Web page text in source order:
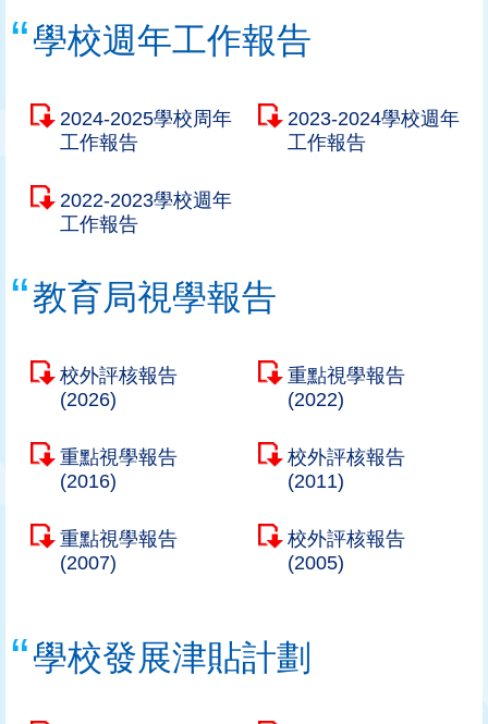
學校週年工作報告
2024-2025學校周年
工作報告
2023-2024學校週年
工作報告
2022-2023學校週年
工作報告
教育局視學報告
校外評核報告
(2026)
重點視學報告
(2022)
重點視學報告
(2016)
校外評核報告
(2011)
重點視學報告
(2007)
校外評核報告
(2005)
學校發展津貼計劃